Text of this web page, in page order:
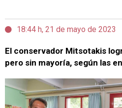
18:44 h, 21 de mayo de 2023
El conservador Mitsotakis
pero sin mayoría, según las